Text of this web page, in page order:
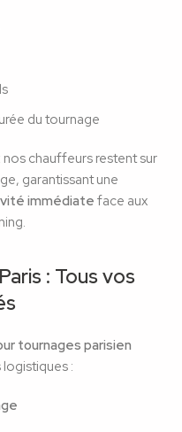
du tournage
nos chauffeurs restent sur
garantissant une
immédiate face aux
: Tous vos
tournages parisien
: